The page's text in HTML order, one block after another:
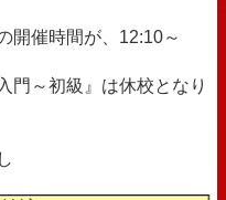
開催時間が、12:10～
門～初級』は休校となり